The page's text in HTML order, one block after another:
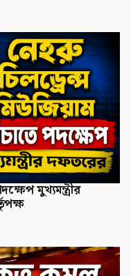
মুখ্যমন্ত্রীর